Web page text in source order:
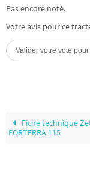
Pas encore noté.
Votre avis pour ce
Fiche technique
FORTERRA 115